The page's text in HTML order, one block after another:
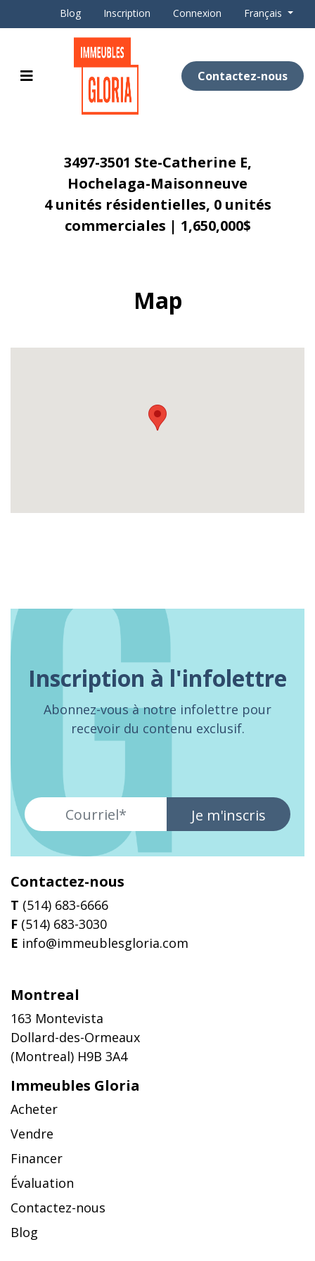
Blog Inscription Connexion Français
Contactez-nous
3497-3501 Ste-Catherine E,
Hochelaga-Maisonneuve
4 unités résidentielles, 0 unités
commerciales | 1,650,000$
Map
Contactez-nous
T (514) 683-6666
F (514) 683-3030
E info@immeublesgloria.com
Montreal
163 Montevista
Dollard-des-Ormeaux
(Montreal) H9B 3A4
Immeubles Gloria
Acheter
Vendre
Financer
Évaluation
Contactez-nous
Blog
Inscription à l'infolettre
Abonnez-vous à notre infolettre pour
recevoir du contenu exclusif.
Je m'inscris